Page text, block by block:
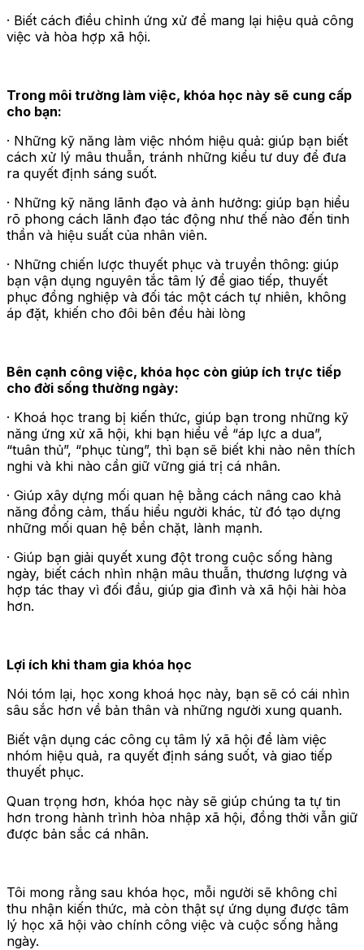
· Biết cách điều chỉnh ứng xử để mang lại hiệu quả công
việc và hòa hợp xã hội.
Trong môi trường làm việc, khóa học này sẽ cung cấp
cho bạn:
· Những kỹ năng làm việc nhóm hiệu quả: giúp bạn biết
cách xử lý mâu thuẫn, tránh những kiểu tư duy để đưa
ra quyết định sáng suốt.
· Những kỹ năng lãnh đạo và ảnh hưởng: giúp bạn hiểu
rõ phong cách lãnh đạo tác động như thế nào đến tinh
thần và hiệu suất của nhân viên.
· Những chiến lược thuyết phục và truyền thông: giúp
bạn vận dụng nguyên tắc tâm lý để giao tiếp, thuyết
phục đồng nghiệp và đối tác một cách tự nhiên, không
áp đặt, khiến cho đôi bên đều hài lòng
Bên cạnh công việc, khóa học còn giúp ích trực tiếp
cho đời sống thường ngày:
· Khoá học trang bị kiến thức, giúp bạn trong những kỹ
năng ứng xử xã hội, khi bạn hiểu về “áp lực a dua”,
“tuân thủ”, “phục tùng”, thì bạn sẽ biết khi nào nên thích
nghi và khi nào cần giữ vững giá trị cá nhân.
· Giúp xây dựng mối quan hệ bằng cách nâng cao khả
năng đồng cảm, thấu hiểu người khác, từ đó tạo dựng
những mối quan hệ bền chặt, lành mạnh.
· Giúp bạn giải quyết xung đột trong cuộc sống hàng
ngày, biết cách nhìn nhận mâu thuẫn, thương lượng và
hợp tác thay vì đối đầu, giúp gia đình và xã hội hài hòa
hơn.
Lợi ích khi tham gia khóa học
Nói tóm lại, học xong khoá học này, bạn sẽ có cái nhìn
sâu sắc hơn về bản thân và những người xung quanh.
Biết vận dụng các công cụ tâm lý xã hội để làm việc
nhóm hiệu quả, ra quyết định sáng suốt, và giao tiếp
thuyết phục.
Quan trọng hơn, khóa học này sẽ giúp chúng ta tự tin
hơn trong hành trình hòa nhập xã hội, đồng thời vẫn giữ
được bản sắc cá nhân.
Tôi mong rằng sau khóa học, mỗi người sẽ không chỉ
thu nhận kiến thức, mà còn thật sự ứng dụng được tâm
lý học xã hội vào chính công việc và cuộc sống hằng
ngày.